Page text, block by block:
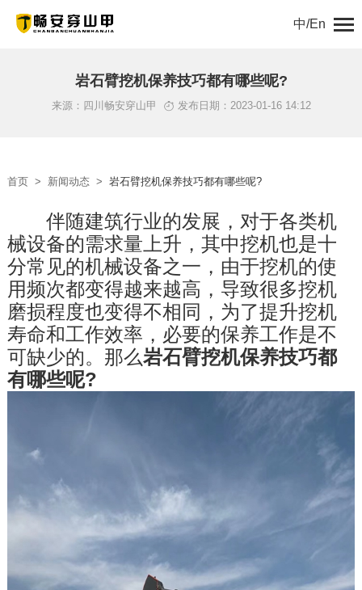
中/En
关于我们
新闻动态
工程案例
服务支持
联系我们
岩石臂挖机保养技巧都有哪些呢?
来源：四川畅安穿山甲 发布日期：2023-01-16 14:12
首页 > 新闻动态 > 岩石臂挖机保养技巧都有哪些呢?
伴随建筑行业的发展，对于各类机
械设备的需求量上升，其中挖机也是十
分常见的机械设备之一，由于挖机的使
用频次都变得越来越高，导致很多挖机
磨损程度也变得不相同，为了提升挖机
寿命和工作效率，必要的保养工作是不
可缺少的。那么岩石臂挖机保养技巧都
有哪些呢?